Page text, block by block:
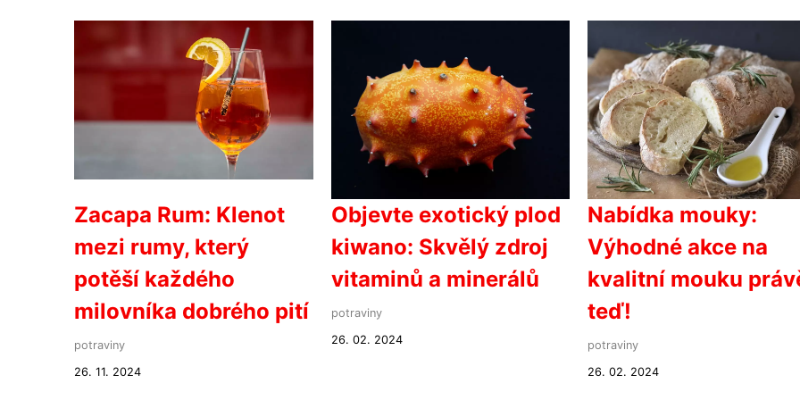
Zacapa Rum: Klenot
mezi rumy, který
potěší každého
milovníka dobrého pití
potraviny
26. 11. 2024
Objevte exotický plod
kiwano: Skvělý zdroj
vitaminů a minerálů
potraviny
26. 02. 2024
Nabídka mouky:
Výhodné akce na
kvalitní mouku
teď!
potraviny
26. 02. 2024